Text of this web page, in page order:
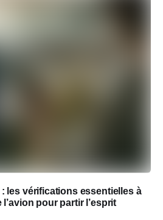
les vérifications essentielles à
pour partir l’esprit